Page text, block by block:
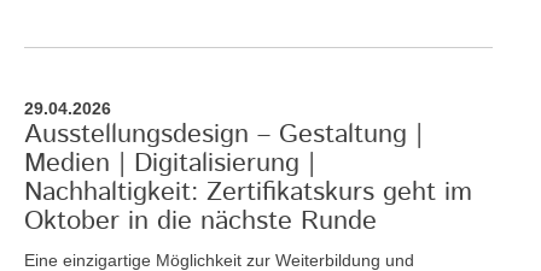
29.04.2026
Ausstellungsdesign – Gestaltung |
Medien | Digitalisierung |
Nachhaltigkeit: Zertifikatskurs geht im
Oktober in die nächste Runde
Eine einzigartige Möglichkeit zur Weiterbildung und